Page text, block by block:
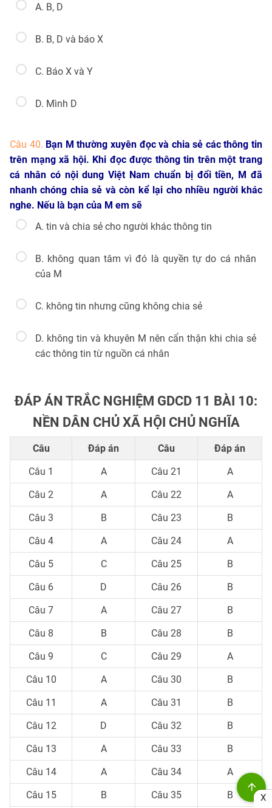
A. B, D
B. B, D và báo X
C. Báo X và Y
D. Mình D
Câu 40. Bạn M thường xuyên đọc và chia sẻ các thông tin
trên mạng xã hội. Khi đọc được thông tin trên một trang
cá nhân có nội dung Việt Nam chuẩn bị đổi tiền, M đã
nhanh chóng chia sẻ và còn kể lại cho nhiều người khác
nghe. Nếu là bạn của M em sẽ
A. tin và chia sẻ cho người khác thông tin
B. không quan tâm vì đó là quyền tự do cá nhân
của M
C. không tin nhưng cũng không chia sẻ
D. không tin và khuyên M nên cẩn thận khi chia sẻ
các thông tin từ nguồn cá nhân
ĐÁP ÁN TRẮC NGHIỆM GDCD 11 BÀI 10:
NỀN DÂN CHỦ XÃ HỘI CHỦ NGHĨA
Câu Đáp án Câu
Đáp án
Câu 1
A Câu 21
A
Câu 2
A Câu 22
A
Câu 3
B Câu 23
B
Câu 4
A Câu 24
A
Câu 5
C Câu 25
B
Câu 6
D Câu 26
B
Câu 7
A Câu 27
B
Câu 8
B Câu 28
B
Câu 9
C Câu 29
A
Câu 10
A Câu 30
B
Câu 11
A Câu 31
B
Câu 12
D Câu 32
B
Câu 13
A Câu 33
B
Câu 14
A Câu 34
A
Câu 15
B Câu 35 B X